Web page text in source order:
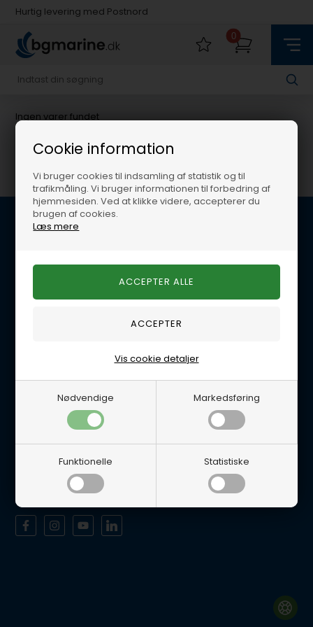
Cookie information
Vi bruger cookies til indsamling af statistik og til
trafikmåling. Vi bruger informationen til forbedring af
hjemmesiden. Ved at klikke videre, accepterer du
brugen af cookies.
Læs mere
Nødvendige Markedsføring
Funktionelle Statistiske
Vis cookie detaljer
Hurtig levering med Postnord
Hurtig levering med Postnord
0
Ingen varer fundet
BG Marine
Åbningstider
Man-Tor 8-12 & 12.30-16.00
Fredag 8-12 & 12.30-15.30
Lukket Lørdage/Søndag samt alle Helligdage.
Det er muligt at afhente varer i vores fysiske butik efter aftale.
Sociale medier